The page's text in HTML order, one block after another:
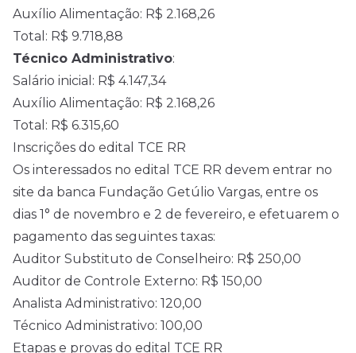
Auxílio Alimentação: R$ 2.168,26
Total: R$ 9.718,88
Técnico Administrativo:
Salário inicial: R$ 4.147,34
Auxílio Alimentação: R$ 2.168,26
Total: R$ 6.315,60
Inscrições do edital TCE RR
Os interessados no edital TCE RR devem entrar no
site da banca Fundação Getúlio Vargas, entre os
dias 1° de novembro e 2 de fevereiro, e efetuarem o
pagamento das seguintes taxas:
Auditor Substituto de Conselheiro: R$ 250,00
Auditor de Controle Externo: R$ 150,00
Analista Administrativo: 120,00
Técnico Administrativo: 100,00
Etapas e provas do edital TCE RR